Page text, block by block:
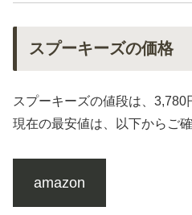
スプーキーズの価格
スプーキーズの値段は、3,780
現在の最安値は、以下からご確
amazon